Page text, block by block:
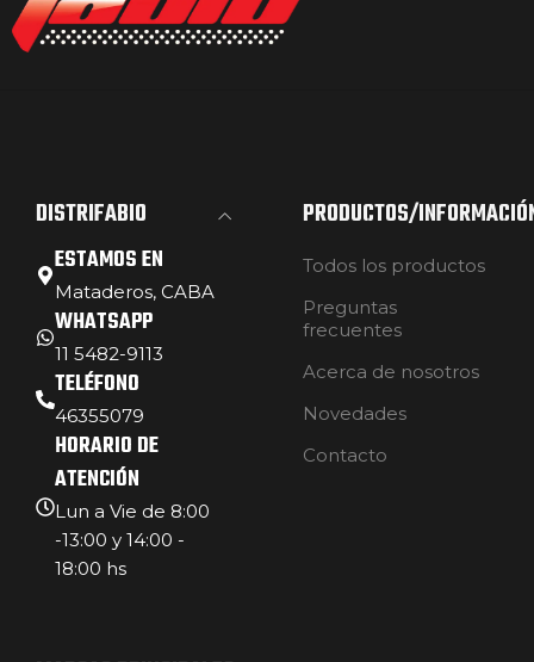
DISTRIFABIO
ESTAMOS EN
Mataderos, CABA
WHATSAPP
11 5482-9113
TELÉFONO
46355079
HORARIO DE
ATENCIÓN
Lun a Vie de 8:00
-13:00 y 14:00 -
18:00 hs
PRODUCTOS/
Todos los productos
Preguntas
frecuentes
Acerca de nosotros
Novedades
Contacto